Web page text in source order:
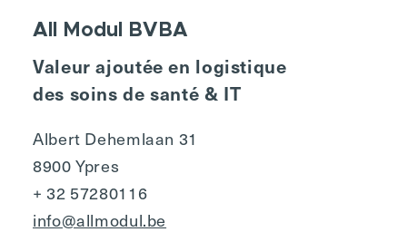
All Modul BVBA
Valeur ajoutée en logistique
des soins de santé & IT
Albert Dehemlaan 31
8900 Ypres
+ 32 57280116
info@allmodul.be